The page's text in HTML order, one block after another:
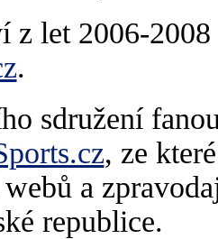
z let 2006-2008
.
sdružení
, ze
a
republice.